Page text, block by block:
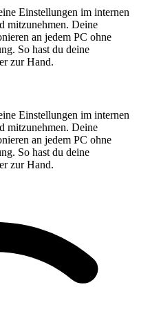
Einstellungen im internen
mitzunehmen. Deine
an jedem PC ohne
So hast du deine
zur Hand.
Einstellungen im internen
mitzunehmen. Deine
an jedem PC ohne
So hast du deine
zur Hand.